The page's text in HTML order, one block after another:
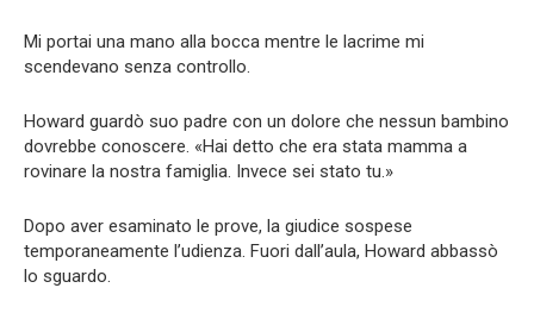
Mi portai una mano alla bocca mentre le lacrime mi
scendevano senza controllo.
Howard guardò suo padre con un dolore che nessun bambino
dovrebbe conoscere. «Hai detto che era stata mamma a
rovinare la nostra famiglia. Invece sei stato tu.»
Dopo aver esaminato le prove, la giudice sospese
temporaneamente l’udienza. Fuori dall’aula, Howard abbassò
lo sguardo.